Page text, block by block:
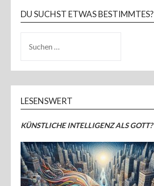
DU SUCHST ETWAS BESTIMMTES?
NACH:
LESENSWERT
KÜNSTLICHE INTELLIGENZ ALS GOTT?